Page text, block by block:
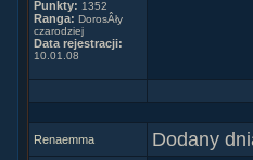
Punkty: 1352
Ranga: DorosÂły
czarodziej
Data rejestracji:
10.01.08
Renaemma Dodany